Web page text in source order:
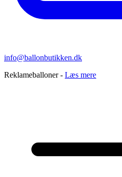
info@ballonbutikken.dk
Reklameballoner - Læs mere